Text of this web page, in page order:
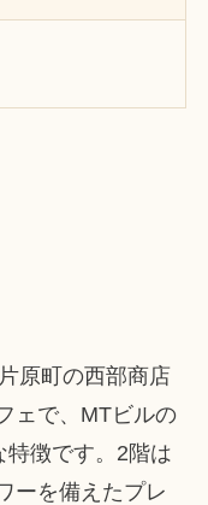
原町の西部商店
ェで、MTビルの
特徴です。2階は
ーを備えたプレ